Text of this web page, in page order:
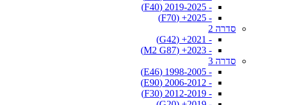
- 2019-2025 (F40)
- 2025+ (F70)
סדרה 2
- 2021+ (G42)
- 2023+ (M2 G87)
סדרה 3
- 1998-2005 (E46)
- 2006-2012 (E90)
- 2012-2019 (F30)